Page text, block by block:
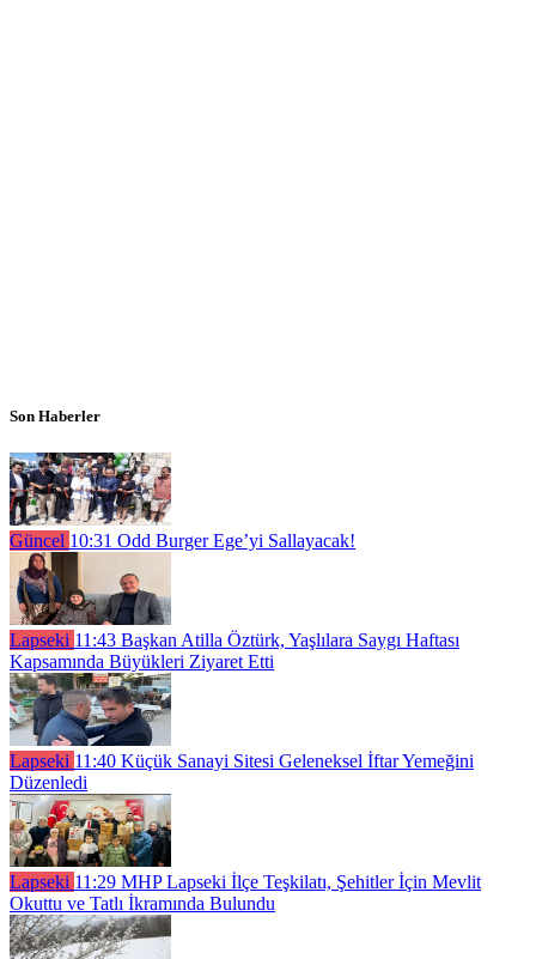
Son Haberler
Güncel 10:31 Odd Burger Ege’yi Sallayacak!
Lapseki 11:43 Başkan Atilla Öztürk, Yaşlılara Saygı Haftası
Kapsamında Büyükleri Ziyaret Etti
Lapseki 11:40 Küçük Sanayi Sitesi Geleneksel İftar Yemeğini
Düzenledi
Lapseki 11:29 MHP Lapseki İlçe Teşkilatı, Şehitler İçin Mevlit
Okuttu ve Tatlı İkramında Bulundu